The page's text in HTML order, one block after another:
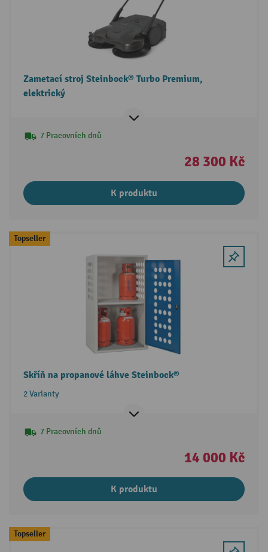
Zametací stroj Steinbock® Turbo Premium,
elektrický
7 Pracovních dnů
28 300 Kč
K produktu
Topseller
Skříň na propanové láhve Steinbock®
2 Varianty
7 Pracovních dnů
14 000 Kč
K produktu
Topseller